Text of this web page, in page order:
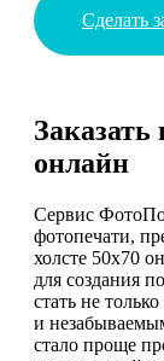
Сделать
Заказать
онлайн
Сервис
фотопечати,
холсте 50х70
для создания
стать не
и
стало проще